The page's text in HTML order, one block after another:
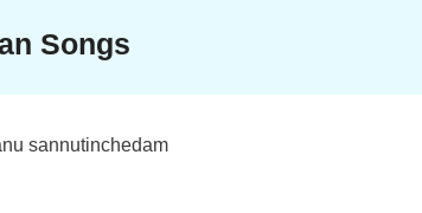
Songs
sannutinchedam